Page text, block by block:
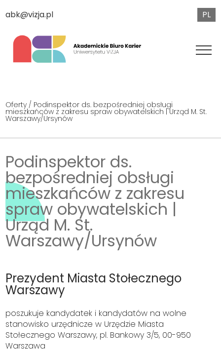
abk@vizja.pl PL
Oferty / Podinspektor ds. bezpośredniej obsługi
mieszkańców z zakresu spraw obywatelskich | Urząd M. St.
Warszawy/Ursynów
Podinspektor ds.
bezpośredniej obsługi
mieszkańców z zakresu
spraw obywatelskich |
Urząd M. St.
Warszawy/Ursynów
Prezydent Miasta Stołecznego
Warszawy
poszukuje kandydatek i kandydatów na wolne
stanowisko urzędnicze w Urzędzie Miasta
Stołecznego Warszawy, pl. Bankowy 3/5, 00-950
Warszawa